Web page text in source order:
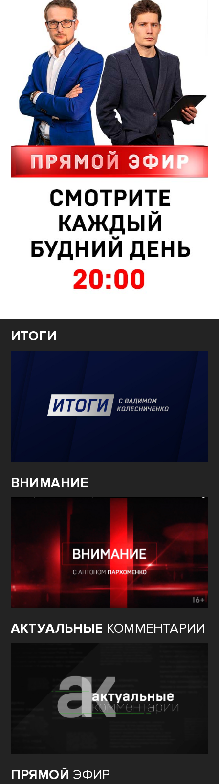
ИТОГИ
ВНИМАНИЕ
АКТУАЛЬНЫЕ КОММЕНТАРИИ
ПРЯМОЙ ЭФИР